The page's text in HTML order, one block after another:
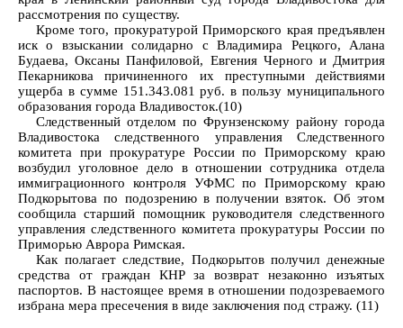
рассмотрения по существу.
Кроме того, прокуратурой Приморского края предъявлен
иск о взыскании солидарно с Владимира Рецкого, Алана
Будаева, Оксаны Панфиловой, Евгения Черного и Дмитрия
Пекарникова причиненного их преступными действиями
ущерба в сумме 151.343.081 руб. в пользу муниципального
образования города Владивосток.(10)
Следственный отделом по Фрунзенскому району города
Владивостока следственного управления Следственного
комитета при прокуратуре России по Приморскому краю
возбудил уголовное дело в отношении сотрудника отдела
иммиграционного контроля УФМС по Приморскому краю
Подкорытова по подозрению в получении взяток. Об этом
сообщила старший помощник руководителя следственного
управления следственного комитета прокуратуры России по
Приморью Аврора Римская.
Как полагает следствие, Подкорытов получил денежные
средства от граждан КНР за возврат незаконно изъятых
паспортов. В настоящее время в отношении подозреваемого
избрана мера пресечения в виде заключения под стражу. (11)